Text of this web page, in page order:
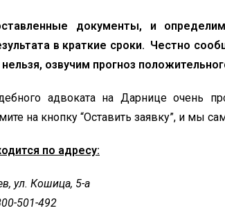
документы, и
в краткие сроки. Честно
озвучим прогноз
адвоката на Дарнице очень
на кнопку “Оставить заявку”, и мы
по адресу:
ул. Кошица, 5-а
501-492